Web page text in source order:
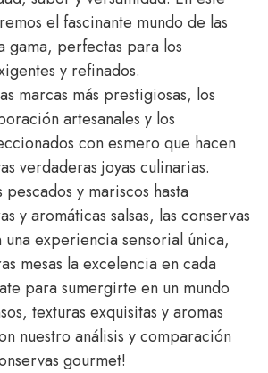
el fascinante mundo de las
gama, perfectas para los
y refinados.
marcas más prestigiosas, los
artesanales y los
con esmero que hacen
verdaderas joyas culinarias.
y mariscos hasta
y aromáticas salsas, las conservas
experiencia sensorial única,
mesas la excelencia en cada
para sumergirte en un mundo
texturas exquisitas y aromas
nuestro análisis y comparación
gourmet!